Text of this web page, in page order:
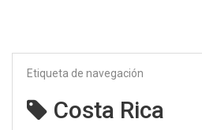
Etiqueta de navegación
Costa Rica